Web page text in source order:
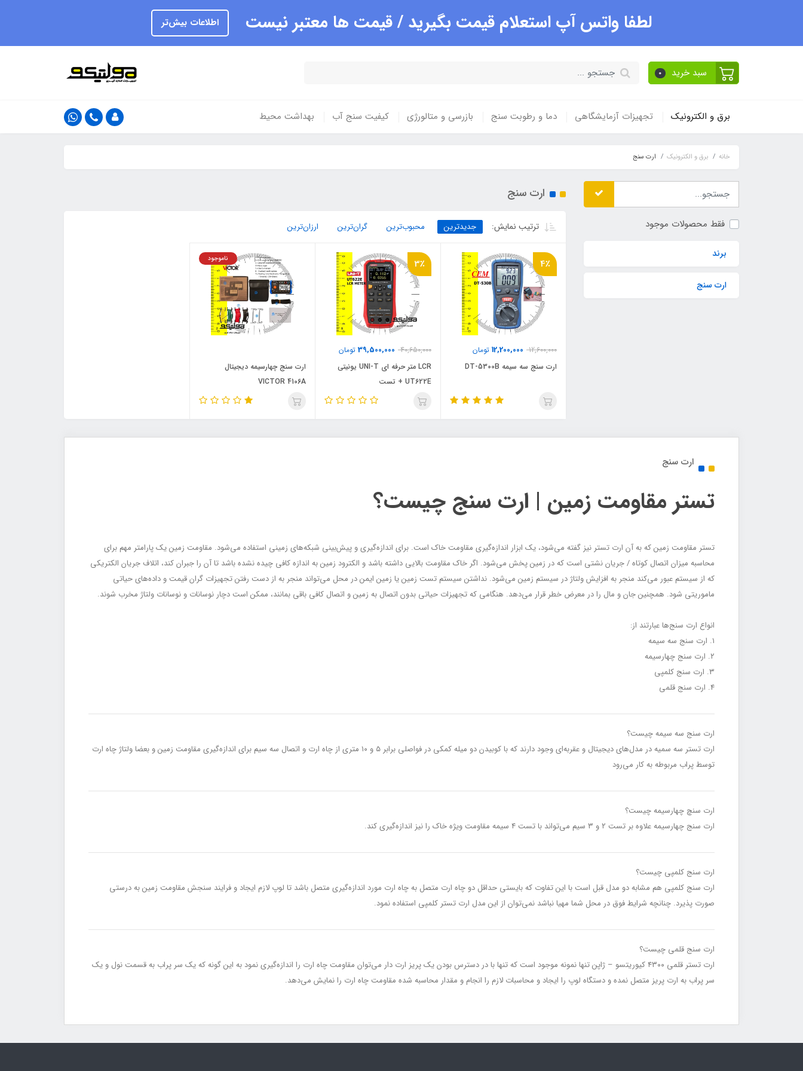
لطفا واتس آپ استعلام قیمت بگیرید / قیمت ها معتبر نیست اطلاعات بیش‌تر
سبد خرید 0
برق و الکترونیک تجهیزات آزمایشگاهی دما و رطوبت سنج بازرسی و متالورژی کیفیت سنج آب بهداشت محیط
خانه برق و الکترونیک ارت سنج
فقط محصولات موجود
برند
ارت سنج
ارت سنج
ترتیب نمایش: جدیدترین محبوب‌ترین گران‌ترین ارزان‌ترین
4٪
12,600,000
12,200,000 تومان
ارت سنج سه سیمه DT-5300B
3٪
40,650,000
39,500,000 تومان
LCR متر حرفه ای UNI-T یونیتی
UT622E + تست
L/C/Z/R/ESR/D/Q/O/DCR
ناموجود
ارت سنج چهارسیمه دیجیتال
VICTOR 4106A
ارت سنج
تستر مقاومت زمین | ارت سنج چیست؟
تستر مقاومت زمین که به آن ارت تستر نیز گفته می‌شود، یک ابزار اندازه‌گیری مقاومت خاک است. برای اندازه‌گیری و پیش‌بینی شبکه‌های زمینی استفاده می‌شود. مقاومت زمین یک پارامتر مهم برای
محاسبه میزان اتصال کوتاه / جریان نشتی است که در زمین پخش می‌شود. اگر خاک مقاومت بالایی داشته باشد و الکترود زمین به اندازه کافی چیده نشده باشد تا آن را جبران کند، اتلاف جریان الکتریکی
که از سیستم عبور می‌کند منجر به افزایش ولتاژ در سیستم زمین می‌شود. نداشتن سیستم تست زمین یا زمین ایمن در محل می‌تواند منجر به از دست رفتن تجهیزات گران قیمت و داده‌های حیاتی
ماموریتی شود. همچنین جان و مال را در معرض خطر قرار می‌دهد. هنگامی که تجهیزات حیاتی بدون اتصال به زمین و اتصال کافی باقی بمانند، ممکن است دچار نوسانات و نوسانات ولتاژ مخرب شوند.
انواع ارت سنج‌ها عبارتند از:
۱. ارت سنج سه سیمه
۲. ارت سنج چهارسیمه
۳. ارت سنج کلمپی
۴. ارت سنج قلمی
ارت سنج سه سیمه چیست؟
ارت تستر سه سمیه در مدل‌های دیجیتال و عقربه‌ای وجود دارند که با کوبیدن دو میله کمکی در فواصلی برابر ۵ و ۱۰ متری از چاه ارت و اتصال سه سیم برای اندازه‌گیری مقاومت زمین و بعضا ولتاژ چاه ارت
توسط پراب مربوطه به کار می‌رود
ارت سنچ چهارسیمه چیست؟
ارت سنج چهارسیمه علاوه بر تست ۲ و ۳ سیم می‌تواند با تست ۴ سیمه مقاومت ویژه خاک را نیز اندازه‌گیری کند.
ارت سنج کلمپی چیست؟
ارت سنج کلمپی هم مشابه دو مدل قبل است با این تفاوت که بایستی حداقل دو چاه ارت متصل به چاه ارت مورد اندازه‌گیری متصل باشد تا لوپ لازم ایجاد و فرایند سنجش مقاومت زمین به درستی
صورت پذیرد. چنانچه شرایط فوق در محل شما مهیا نباشد نمی‌توان از این مدل ارت تستر کلمپی استفاده نمود.
ارت سنج قلمی چیست؟
ارت تستر قلمی ۴۳۰۰ کیوریتسو – ژاپن تنها نمونه موجود است که تنها با در دسترس بودن یک پریز ارت دار می‌توان مقاومت چاه ارت را اندازه‌گیری نمود به این گونه که یک سر پراب به قسمت نول و یک
سر پراب به ارت پریز متصل نمده و دستگاه لوپ را ایجاد و محاسبات لازم را انجام و مقدار محاسبه شده مقاومت چاه ارت را نمایش می‌دهد.